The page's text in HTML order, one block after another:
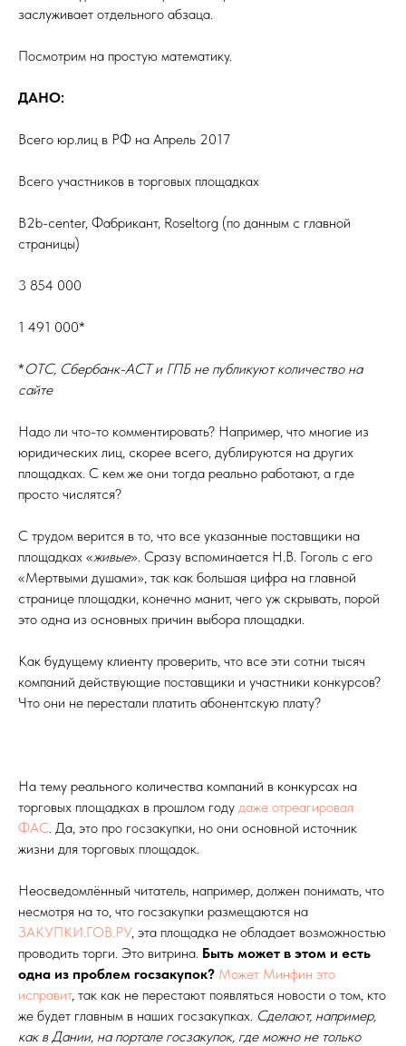
заслуживает отдельного абзаца.
Посмотрим на простую математику.
ДАНО:
Всего юр.лиц в РФ на Апрель 2017
Всего участников в торговых площадках
B2b-center, Фабрикант, Roseltorg (по данным с главной
страницы)
3 854 000
1 491 000*
*ОТС, Сбербанк-АСТ и ГПБ не публикуют количество на
сайте
Надо ли что-то комментировать? Например, что многие из
юридических лиц, скорее всего, дублируются на других
площадках. С кем же они тогда реально работают, а где
просто числятся?
С трудом верится в то, что все указанные поставщики на
площадках «живые». Сразу вспоминается Н.В. Гоголь с его
«Мертвыми душами», так как большая цифра на главной
странице площадки, конечно манит, чего уж скрывать, порой
это одна из основных причин выбора площадки.
Как будущему клиенту проверить, что все эти сотни тысяч
компаний действующие поставщики и участники конкурсов?
Что они не перестали платить абонентскую плату?
На тему реального количества компаний в конкурсах на
торговых площадках в прошлом году даже отреагировал
ФАС. Да, это про госзакупки, но они основной источник
жизни для торговых площадок.
Неосведомлённый читатель, например, должен понимать, что
несмотря на то, что госзакупки размещаются на
ЗАКУПКИ.ГОВ.РУ, эта площадка не обладает возможностью
проводить торги. Это витрина. Быть может в этом и есть
одна из проблем госзакупок? Может Минфин это
исправит, так как не перестают появляться новости о том, кто
же будет главным в наших госзакупках. Сделают, например,
как в Дании, на портале госзакупок, где можно не только